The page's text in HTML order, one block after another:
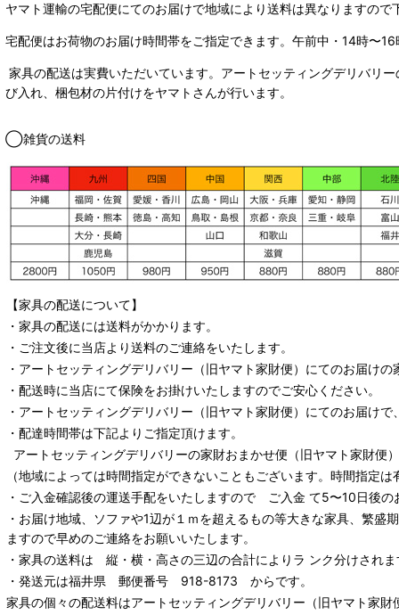
ヤマト運輸の宅配便にてのお届けで地域により送料は異なりますので
宅配便はお荷物のお届け時間帯をご指定できます。 午前中・14時〜
家具の配送は実費いただいています。アートセッティングデリバリ
び入れ、梱包材の片付けをヤマトさんが行います。
◯雑貨の送料
【家具の配送について】
・家具の配送には送料がかかります。
・ご注文後に当店より送料のご連絡をいたします。
・ アートセッティングデリバリー （旧ヤマト家財便） にてのお届けの
・配送時に当店にて保険をお掛けいたしますのでご安心ください。
・ アートセッティングデリバリー （旧ヤマト家財便） にてのお届けで
・配達時間帯は下記よりご指定頂けます。
アートセッティングデリバリーの家財おまかせ便 （旧ヤマト家財便
（地域によっては時間指定ができないこともございます。時間指定
・ご入金確認後の運送手配をいたしますので ご入金 て5〜10日後の
・お届け地域、ソファや1辺が１ｍを超えるもの等大きな家具、繁
ますので早めのご連絡をお願いいたします。
・家具の送料は 縦・横・高さの三辺の合計によりラ ンク分けされま
・発送元は福井県 郵便番号 918-8173 からです。
家具の個々の配送料はアートセッティングデリバリー （旧ヤマト家財